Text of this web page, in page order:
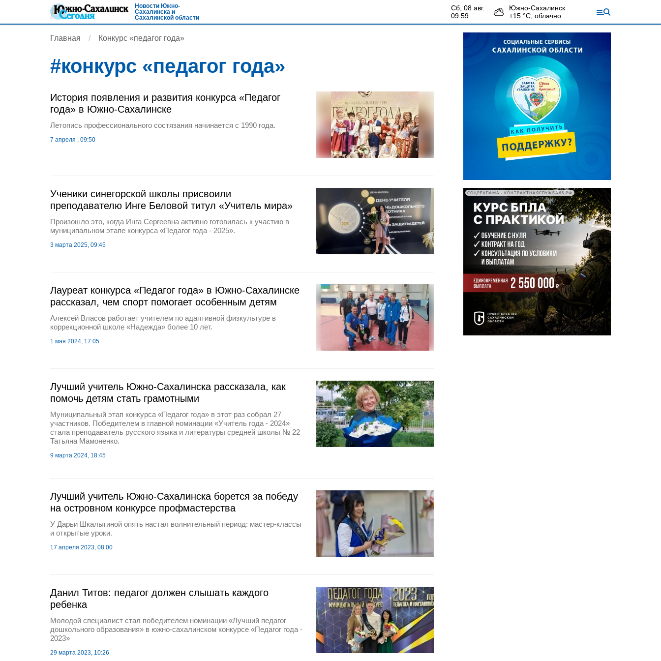
Новости Южно-
Сахалинска и
Сахалинской области
сб, 08 авг.
09:59
Южно-Сахалинск
+15 °С, облачно
Главная Конкурс «педагог года»
#конкурс «педагог года»
История появления и развития конкурса «Педагог
года» в Южно-Сахалинске
Летопись профессионального состязания начинается с 1990 года.
7 апреля , 09:50
Ученики синегорской школы присвоили
преподавателю Инге Беловой титул «Учитель мира»
Произошло это, когда Инга Сергеевна активно готовилась к участию в
муниципальном этапе конкурса «Педагог года - 2025».
3 марта 2025, 09:45
Лауреат конкурса «Педагог года» в Южно-Сахалинске
рассказал, чем спорт помогает особенным детям
Алексей Власов работает учителем по адаптивной физкультуре в
коррекционной школе «Надежда» более 10 лет.
1 мая 2024, 17:05
Лучший учитель Южно-Сахалинска рассказала, как
помочь детям стать грамотными
Муниципальный этап конкурса «Педагог года» в этот раз собрал 27
участников. Победителем в главной номинации «Учитель года - 2024»
стала преподаватель русского языка и литературы средней школы № 22
Татьяна Мамоненко.
9 марта 2024, 18:45
Лучший учитель Южно-Сахалинска борется за победу
на островном конкурсе профмастерства
У Дарьи Шкалыгиной опять настал волнительный период: мастер-классы
и открытые уроки.
17 апреля 2023, 08:00
Данил Титов: педагог должен слышать каждого
ребенка
Молодой специалист стал победителем номинации «Лучший педагог
дошкольного образования» в южно-сахалинском конкурсе «Педагог года -
2023»
29 марта 2023, 10:26
СОЦРЕКЛАМА • КОНТРАКТНАЯСЛУЖБА65.РФ